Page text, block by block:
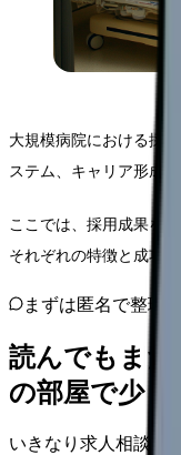
大規模病院における採
ステム、キャリア形成
ここでは、採用成果を
それぞれの特徴と成功
まずは匿名で整理
読んでもま
の部屋で少し
いきなり求人相談に